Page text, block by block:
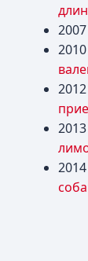
2007
2010
2012
2013
2014